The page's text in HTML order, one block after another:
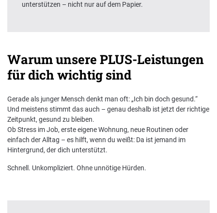
unterstützen – nicht nur auf dem Papier.
Warum unsere PLUS-Leistungen
für dich wichtig sind
Gerade als junger Mensch denkt man oft: „Ich bin doch gesund.“
Und meistens stimmt das auch – genau deshalb ist jetzt der richtige
Zeitpunkt, gesund zu bleiben.
Ob Stress im Job, erste eigene Wohnung, neue Routinen oder
einfach der Alltag – es hilft, wenn du weißt: Da ist jemand im
Hintergrund, der dich unterstützt.
Schnell. Unkompliziert. Ohne unnötige Hürden.